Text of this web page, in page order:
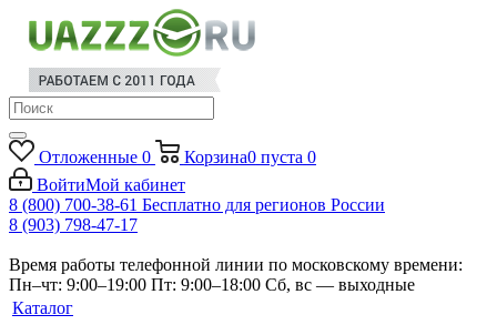
Отложенные 0 Корзина0 пуста 0
ВойтиМой кабинет
8 (800) 700-38-61 Бесплатно для регионов России
8 (903) 798-47-17
Время работы телефонной линии по московскому времени:
Пн–чт: 9:00–19:00 Пт: 9:00–18:00 Сб, вс — выходные
Каталог